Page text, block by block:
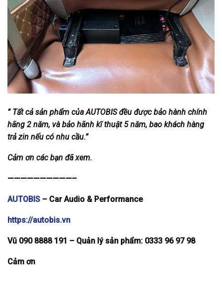
” Tất cả sản phẩm của AUTOBIS đều được bảo hành chính
hãng 2 năm, và bảo hãnh kĩ thuật 5 năm, bao khách hàng
trả zin nếu có nhu cầu.”
Cảm ơn các bạn đã xem.
——————————–
AUTOBIS – Car Audio & Performance
https://autobis.vn
Vũ 090 8888 191 – Quản lý sản phẩm: 0333 96 97 98
Cảm ơn